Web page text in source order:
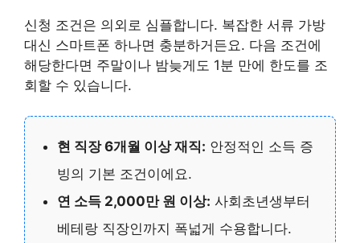
신청 조건은 의외로 심플합니다. 복잡한 서류 가방
대신 스마트폰 하나면 충분하거든요. 다음 조건에
해당한다면 주말이나 밤늦게도 1분 만에 한도를 조
회할 수 있습니다.
현 직장 6개월 이상 재직: 안정적인 소득 증
빙의 기본 조건이에요.
연 소득 2,000만 원 이상: 사회초년생부터
베테랑 직장인까지 폭넓게 수용합니다.